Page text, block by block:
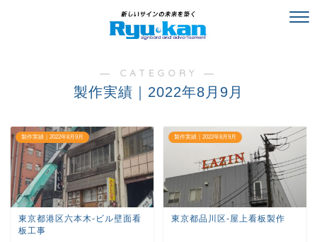
― CATEGORY ―
製作実績｜2022年8月9月
製作実績｜2022年8月9月
東京都港区六本木-ビル壁面看
板工事
製作実績｜2022年8月9月
東京都品川区-屋上看板製作